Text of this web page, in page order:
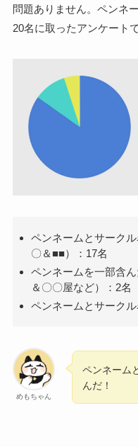
問題ありません。ペンネ
20名に取ったアンケート
ペンネームとサーク
〇＆■■）：17名
ペンネームを一部含
＆〇〇屋など）：2名
ペンネームとサーク
めもちゃん
ペンネーム
んだ！